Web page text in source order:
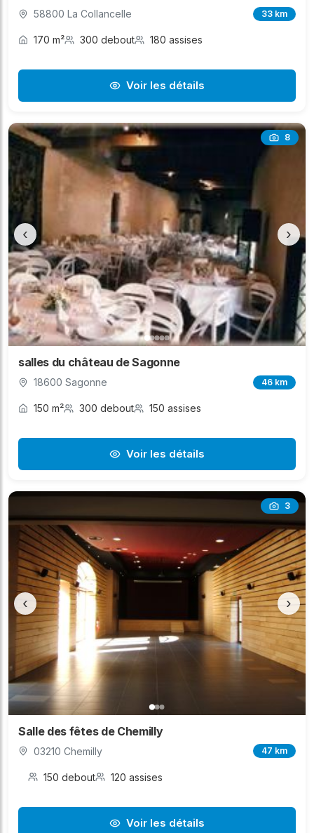
58800 La Collancelle 33 km
170 m² 300 debout 180 assises
Voir les détails
8
‹ ›
salles du château de Sagonne
18600 Sagonne 46 km
150 m² 300 debout 150 assises
Voir les détails
3
‹ ›
Salle des fêtes de Chemilly
03210 Chemilly 47 km
150 debout 120 assises
Voir les détails